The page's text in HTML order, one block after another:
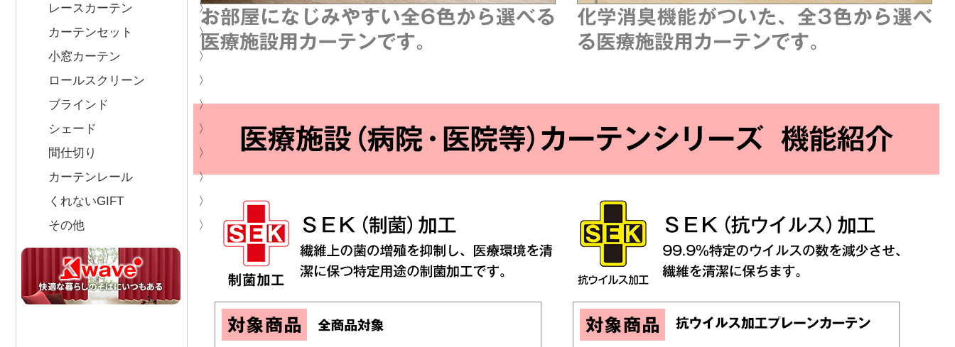
レースカーテン
カーテンセット
小窓カーテン
ロールスクリーン
ブラインド
シェード
間仕切り
カーテンレール
くれないGIFT
その他